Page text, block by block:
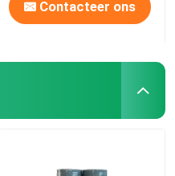
Contacteer ons